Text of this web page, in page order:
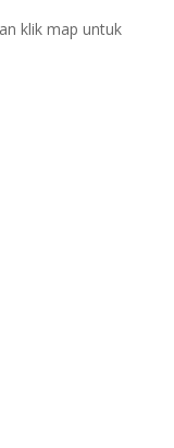
klik map untuk